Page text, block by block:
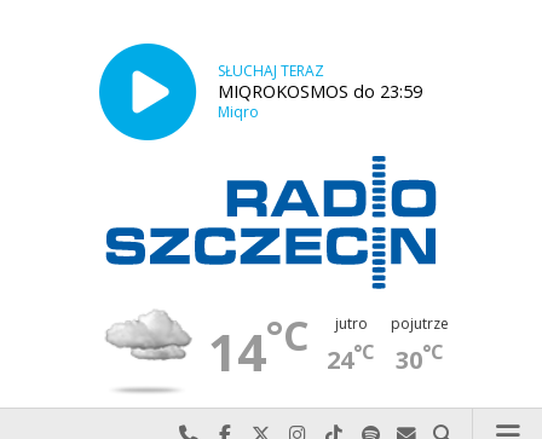
SŁUCHAJ TERAZ
MIQROKOSMOS do 23:59
Miqro
14°C jutro
24°C
pojutrze
30°C